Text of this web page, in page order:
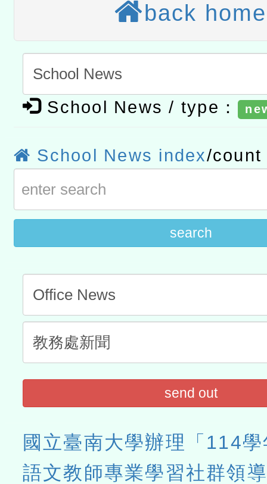
赴陸應申請許可一案
轉知經濟部水利署委託財
研究院辦理「115年表揚
位及節水達人選拔活動」
115年8月22日(星期六)辦
市孔廟祈福系列活動—儒
航」
2026年桃園地景藝術節教
「2026桃園藝術巡演」活
灣師範大學辦理「114至
進學校輔導計畫師資專業
計畫
back home
School News / type：
School News index/count
search
send out
國立臺南大學辦理「114
語文教師專業學習社群領